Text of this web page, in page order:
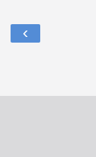
‹